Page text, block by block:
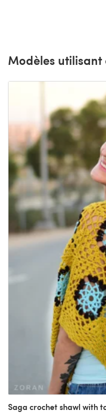
Modèles utilisant
Saga crochet shawl with